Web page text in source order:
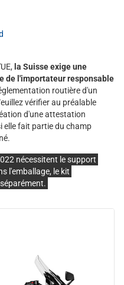
la Suisse exige une
de l'importateur responsable
routière d'un
vérifier au préalable
d'une attestation
elle fait partie du champ
nécessitent le support
l'emballage, le kit